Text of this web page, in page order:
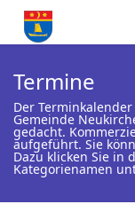
Termine
Der
Gemeinde
gedacht.
aufgeführt. Sie
Dazu klicken Sie in
Kategorienamen